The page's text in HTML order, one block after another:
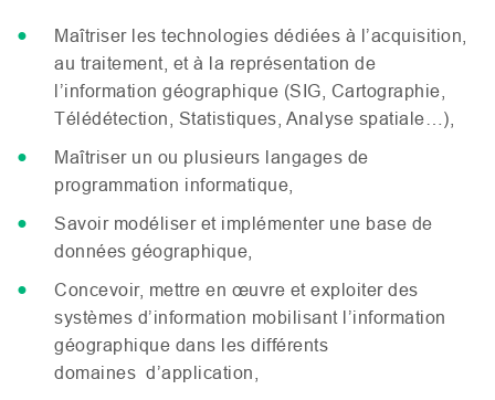
Maîtriser les technologies dédiées à l’acquisition,
au traitement, et à la représentation de
l’information géographique (SIG , Cartographie,
Télédétection, Statistiques, Analyse spatiale…),
Maîtriser un ou plusieurs langages de
programmation informatique,
Savoir modéliser et implémenter une base de
données géographique,
Concevoir, mettre en œuvre et exploiter des
systèmes d’information mobilisant l’information
géographique dans les différents
domaines d’application,